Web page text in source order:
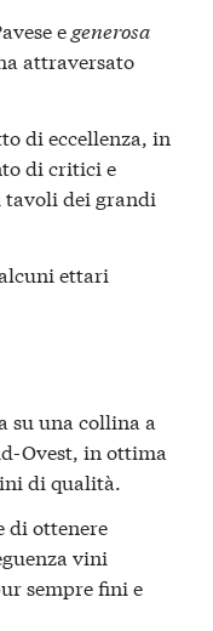
e generosa
attraversato
di eccellenza, in
di critici e
tavoli dei grandi
ettari
su una collina a
Ovest, in ottima
di qualità.
di ottenere
vini
sempre fini e